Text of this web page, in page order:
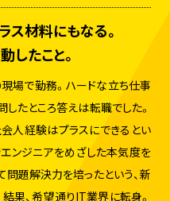
ス材料にもなる。
たこと。
場で勤務。ハードな立ち仕事
たところ答えは転職でした。
人経験はプラスにできるとい
ンジニアをめざした本気度を
問題解決力を培ったという、新
果、希望通りIT業界に転身。